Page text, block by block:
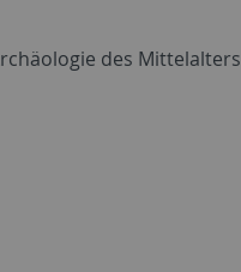
des Mittelalters